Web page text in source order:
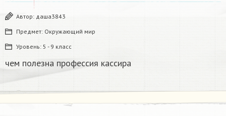
Автор: даша3843
Предмет: Окружающий мир
Уровень: 5 - 9 класс
чем полезна профессия кассира